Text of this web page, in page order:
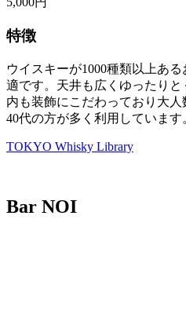
特徴
ウイスキーが1000種類以上あ
適です。天井も広くゆったり
内も装飾にこだわっており大
40代の方が多く利用しています
TOKYO Whisky Library
Bar NOI